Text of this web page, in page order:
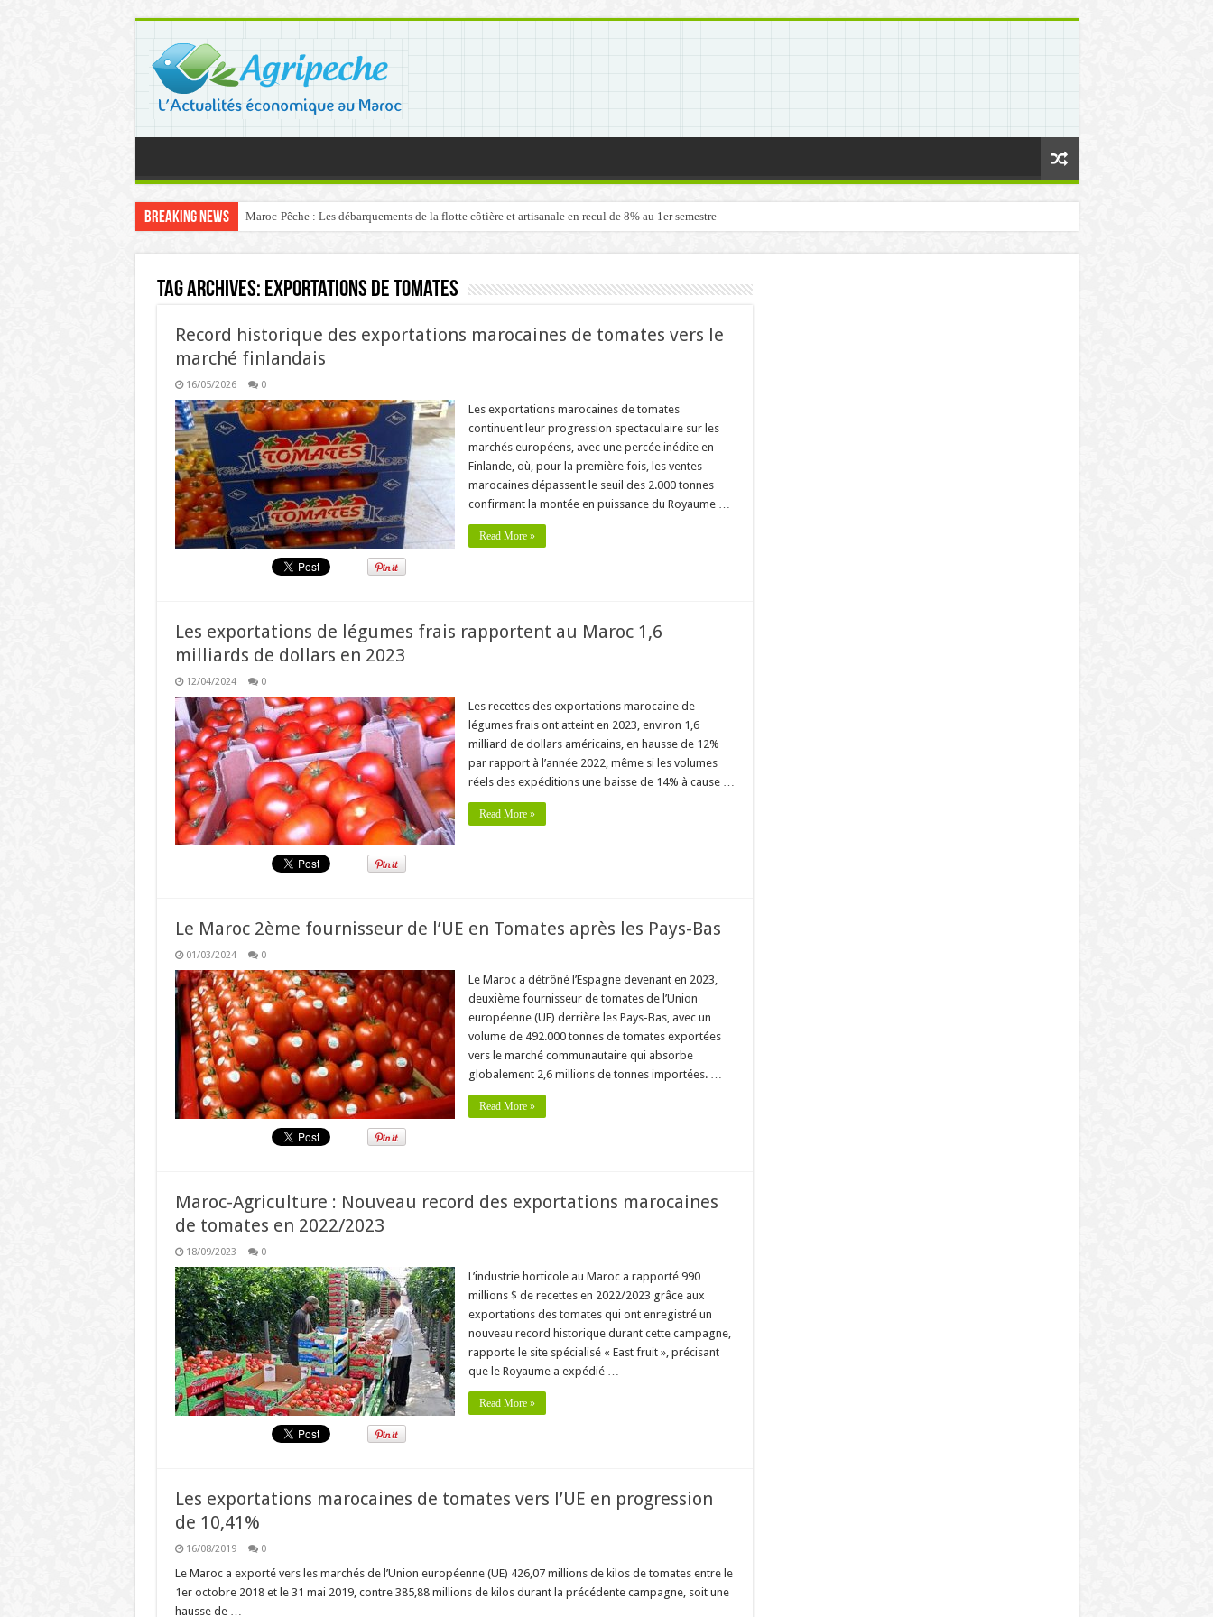
Breaking News Maroc-Pêche : Les débarquements de la flotte côtière et artisanale en recul de 8% au 1er semestre
Tag Archives: exportations de tomates
Record historique des exportations marocaines de tomates vers le
marché finlandais
16/05/2026 0
Les exportations marocaines de tomates
continuent leur progression spectaculaire sur les
marchés européens, avec une percée inédite en
Finlande, où, pour la première fois, les ventes
marocaines dépassent le seuil des 2.000 tonnes
confirmant la montée en puissance du Royaume …
Read More »
Les exportations de légumes frais rapportent au Maroc 1,6
milliards de dollars en 2023
12/04/2024 0
Les recettes des exportations marocaine de
légumes frais ont atteint en 2023, environ 1,6
milliard de dollars américains, en hausse de 12%
par rapport à l’année 2022, même si les volumes
réels des expéditions une baisse de 14% à cause …
Read More »
Le Maroc 2ème fournisseur de l’UE en Tomates après les Pays-Bas
01/03/2024 0
Le Maroc a détrôné l’Espagne devenant en 2023,
deuxième fournisseur de tomates de l’Union
européenne (UE) derrière les Pays-Bas, avec un
volume de 492.000 tonnes de tomates exportées
vers le marché communautaire qui absorbe
globalement 2,6 millions de tonnes importées. …
Read More »
Maroc-Agriculture : Nouveau record des exportations marocaines
de tomates en 2022/2023
18/09/2023 0
L’industrie horticole au Maroc a rapporté 990
millions $ de recettes en 2022/2023 grâce aux
exportations des tomates qui ont enregistré un
nouveau record historique durant cette campagne,
rapporte le site spécialisé « East fruit », précisant
que le Royaume a expédié …
Read More »
Les exportations marocaines de tomates vers l’UE en progression
de 10,41%
16/08/2019 0
Le Maroc a exporté vers les marchés de l’Union européenne (UE) 426,07 millions de kilos de tomates entre le
1er octobre 2018 et le 31 mai 2019, contre 385,88 millions de kilos durant la précédente campagne, soit une
hausse de …